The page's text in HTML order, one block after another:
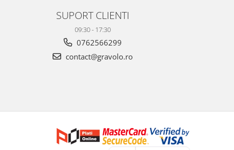
SUPORT CLIENTI
09:30 - 17:30
0762566299
contact@gravolo.ro